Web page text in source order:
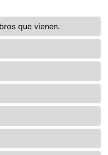
que vienen.